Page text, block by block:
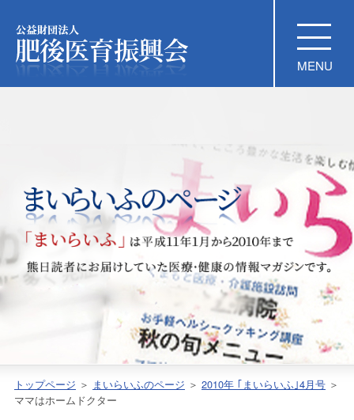
公益財団法人 肥後医育振興
トップページ ＞ まいらいふのページ ＞ 2010年 ｢まいらいふ｣4月号 ＞
ママはホームドクター